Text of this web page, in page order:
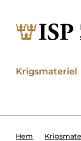
Krigsmateriel
Hem